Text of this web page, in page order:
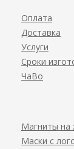
Оплата
Доставка
Услуги
Сроки
ЧаВо
Магниты на
Маски с